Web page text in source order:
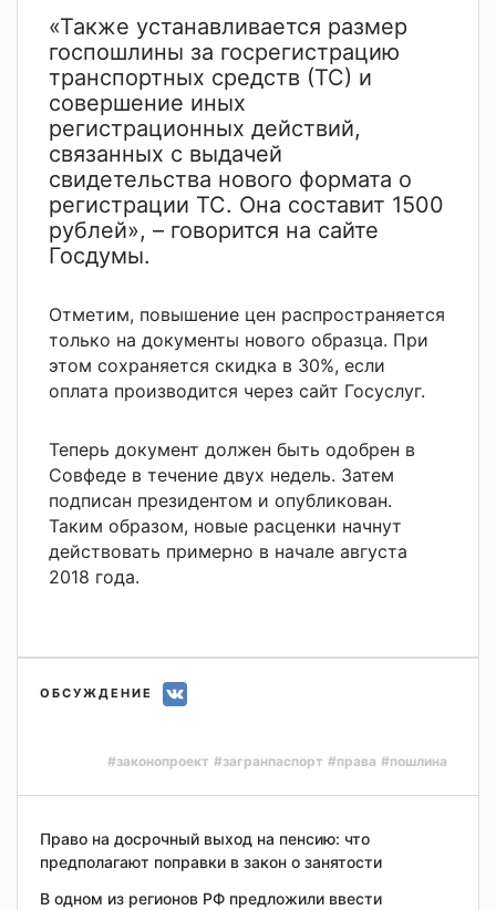
«Также устанавливается размер
госпошлины за госрегистрацию
транспортных средств (ТС) и
совершение иных
регистрационных действий,
связанных с выдачей
свидетельства нового формата о
регистрации ТС. Она составит 1500
рублей», – говорится на сайте
Госдумы.
Отметим, повышение цен распространяется
только на документы нового образца. При
этом сохраняется скидка в 30%, если
оплата производится через сайт Госуслуг.
Теперь документ должен быть одобрен в
Совфеде в течение двух недель. Затем
подписан президентом и опубликован.
Таким образом, новые расценки начнут
действовать примерно в начале августа
2018 года.
ОБСУЖДЕНИЕ
#законопроект #загранпаспорт #права #пошлина
Право на досрочный выход на пенсию: что
предполагают поправки в закон о занятости
В одном из регионов РФ предложили ввести